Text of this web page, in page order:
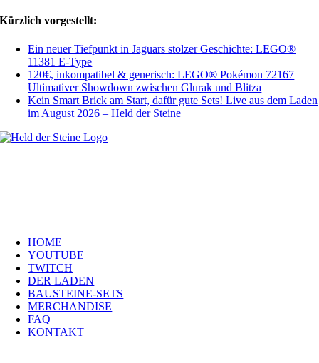
Kürzlich vorgestellt:
Ein neuer Tiefpunkt in Jaguars stolzer Geschichte: LEGO®
11381 E-Type
120€, inkompatibel & generisch: LEGO® Pokémon 72167
Ultimativer Showdown zwischen Glurak und Blitza
Kein Smart Brick am Start, dafür gute Sets! Live aus dem Laden
im August 2026 – Held der Steine
HOME
YOUTUBE
TWITCH
DER LADEN
BAUSTEINE-SETS
MERCHANDISE
FAQ
KONTAKT